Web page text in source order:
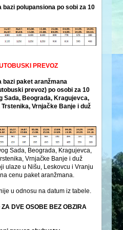
bazi polupansiona po sobi za 10
PREVOZ
bazi paket aranžmana
prevoz) po osobi za 10
Sada, Beograda, Kragujevca,
Vrnjačke Banje i duž
Sada, Beograda, Kragujevca,
Vrnjačke Banje i duž
ulaze u Nišu, Leskovcu i Vranju
cenu paket aranžmana.
u odnosu na datum iz tabele.
DVE OSOBE BEZ OBZIRA